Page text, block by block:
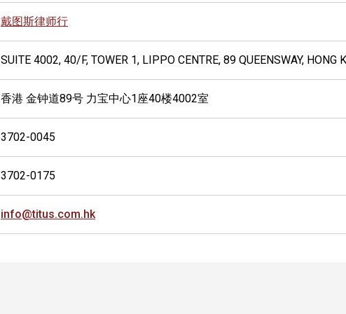
戴图斯律师行
SUITE 4002, 40/F, TOWER 1, LIPPO CENTRE, 89 QUEENSWAY, HONG
香港 金钟道89号 力宝中心1座40楼4002室
3702-0045
3702-0175
info@titus.com.hk